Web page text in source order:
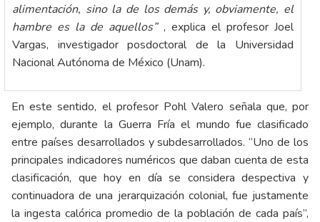
alimentación, sino la de los demás y, obviamente, el
hambre es la de aquellos” , explica el profesor Joel
Vargas, investigador posdoctoral de la Universidad
Nacional Autónoma de México (Unam).
En este sentido, el profesor Pohl Valero señala que, por
ejemplo, durante la Guerra Fría el mundo fue clasificado
entre países desarrollados y subdesarrollados. “Uno de los
principales indicadores numéricos que daban cuenta de esta
clasificación, que hoy en día se considera despectiva y
continuadora de una jerarquización colonial, fue justamente
la ingesta calórica promedio de la población de cada país”,